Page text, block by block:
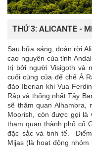
THỨ 3: ALICANTE -
Sau bữa sáng, đoàn rời
cao nguyên của tỉnh
trị bởi người Visigoth và
cuối cùng của đế chế Ả
đảo Iberian khi Vua
Rập và thống nhất Tây
sẽ thăm quan Alhambra,
Moorish, còn được gọi là
tham quan thành phố cổ
đặc sắc và tinh tế.
Mijas (là hoạt động